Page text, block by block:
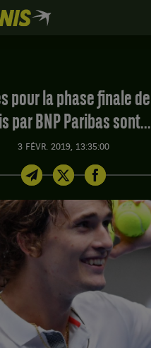
par BNP Paribas sont...
3 FÉVR. 2019, 13:35:00